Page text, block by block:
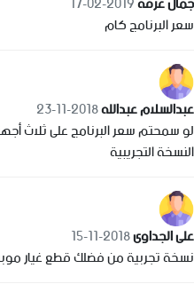
سعر البرنامج كام
عبدالسلام عبدالله2018-11-23
لو سمحتم سعر البرنامج على ثلاث
النسخة التجريبية
على الجداوى2018-11-15
نسخة تجربية من فضلك قطع غيار